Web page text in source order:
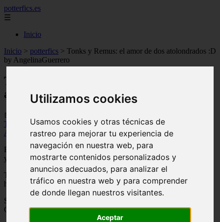
Utilizamos cookies
Usamos cookies y otras técnicas de
rastreo para mejorar tu experiencia de
navegación en nuestra web, para
mostrarte contenidos personalizados y
anuncios adecuados, para analizar el
tráfico en nuestra web y para comprender
de donde llegan nuestros visitantes.
Aceptar
potterfics.es
☰
Inicio
Inicio > potterfics > Tonks y Remus: el amor de dos atolondrados :D
by AngelinaGuerrero
Tonks y Remus: el amor de dos
atolondrados :D by AngelinaGuerrero
📅 05/06/2025
Tonks y Remus: el amor de dos atolondrados :D by
AngelinaGuerreroSummary:
Esta historia es algo inusual, pues trata de el Profesor Remus Lupin
y Nymphadora o como le gusta que la llamen Tonks.
Todos los personajes pertenecen a su autora J.K Rowling, solo la
historia es mía.
Sus comentarios son importantes para mí, NO OLVIDEN
COMENTAR.